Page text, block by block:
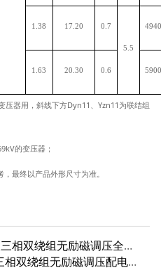
1.38 17.20 0.7
5.5
4940
1.63 20.30 0.6 5900
压器用，斜线下方Dyn11 Yzn11 为联结组
的变压器；
最终以产品外形尺寸为准。
组无励磁调压全密封配电变压器
绕组无励磁调压配电变压器